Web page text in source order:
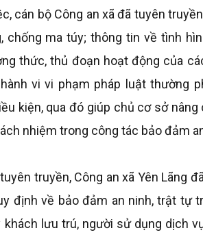
cán bộ Công an xã đã tuyên
chống ma túy; thông tin về tình
thức, thủ đoạn hoạt động của
vi vi phạm pháp luật thường
kiện, qua đó giúp chủ cơ sở
nhiệm trong công tác bảo đảm
truyền, Công an xã Yên Lãng
định về bảo đảm an ninh, trật tự
lưu trú, người sử dụng dịch